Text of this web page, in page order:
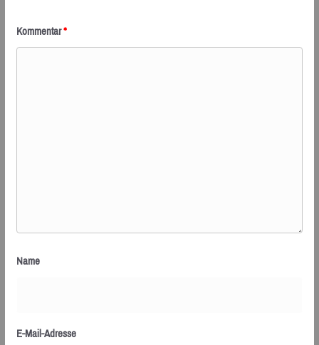
Kommentar*
Name
E-Mail-Adresse